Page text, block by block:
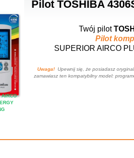
Pilot TOSHIBA
AIRCO
Twój pilot
Pilot
SUPERIOR AIRCO
Uwaga!Upewnij się, że posiadasz
zamawiasz ten kompatybilny model: